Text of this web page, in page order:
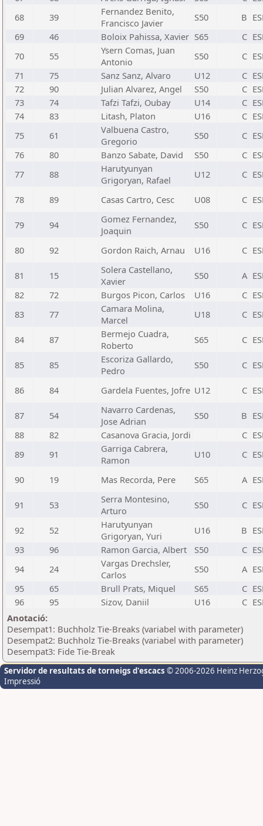
68
39
Fernandez Benito,
Francisco Javier
S50 B
69
46 Boloix Pahissa, Xavier S65 C
70
55
Ysern Comas, Juan
Antonio
S50 C
71
75 Sanz Sanz, Alvaro U12 C
72
90 Julian Alvarez, Angel S50 C
73
74 Tafzi Tafzi, Oubay U14 C
74
83 Litash, Platon U16 C
75
61
Valbuena Castro,
Gregorio
S50 C
76
80 Banzo Sabate, David S50 C
77
88
Harutyunyan
Grigoryan, Rafael
U12 C
78 89 Casas Cartro, Cesc U08 C
79 94
Gomez Fernandez,
Joaquin
S50 C
80 92 Gordon Raich, Arnau U16 C
81 15
Solera Castellano,
Xavier
S50 A
82
72 Burgos Picon, Carlos U16 C
83
77
Camara Molina,
Marcel
U18 C
84 87
Bermejo Cuadra,
Roberto
S65 C
85 85
Escoriza Gallardo,
Pedro
S50 C
86 84 Gardela Fuentes, Jofre U12 C
87 54
Navarro Cardenas,
Jose Adrian
S50 B
88
82 Casanova Gracia, Jordi C
89
91
Garriga Cabrera,
Ramon
U10 C
90 19 Mas Recorda, Pere S65 A
91 53
Serra Montesino,
Arturo
S50 C
92 52
Harutyunyan
Grigoryan, Yuri
U16 B
93
96 Ramon Garcia, Albert S50 C
94
24
Vargas Drechsler,
Carlos
S50 A
95
65 Brull Prats, Miquel S65 C
96
95 Sizov, Daniil U16 C
Anotació:
Desempat1: Buchholz Tie-Breaks (variabel with parameter)
Desempat2: Buchholz Tie-Breaks (variabel with parameter)
Desempat3: Fide Tie-Break
Servidor de resultats de torneigs d'escacs © 2006-2026 Heinz
Impressió